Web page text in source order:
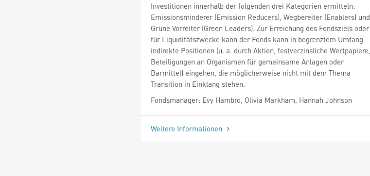
Investitionen innerhalb der folgenden drei Kategorien ermitteln:
Emissionsminderer (Emission Reducers), Wegbereiter (Enablers) und
Grüne Vorreiter (Green Leaders). Zur Erreichung des Fondsziels oder
für Liquiditätszwecke kann der Fonds kann in begrenztem Umfang
indirekte Positionen (u. a. durch Aktien, festverzinsliche Wertpapiere,
Beteiligungen an Organismen für gemeinsame Anlagen oder
Barmittel) eingehen, die möglicherweise nicht mit dem Thema
Transition in Einklang stehen.
Fondsmanager: Evy Hambro, Olivia Markham, Hannah Johnson
Weitere Informationen